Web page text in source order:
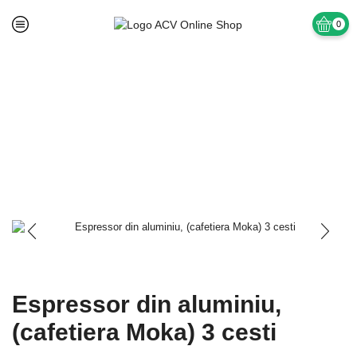
0
Espressor din aluminiu,
(cafetiera Moka) 3 cesti